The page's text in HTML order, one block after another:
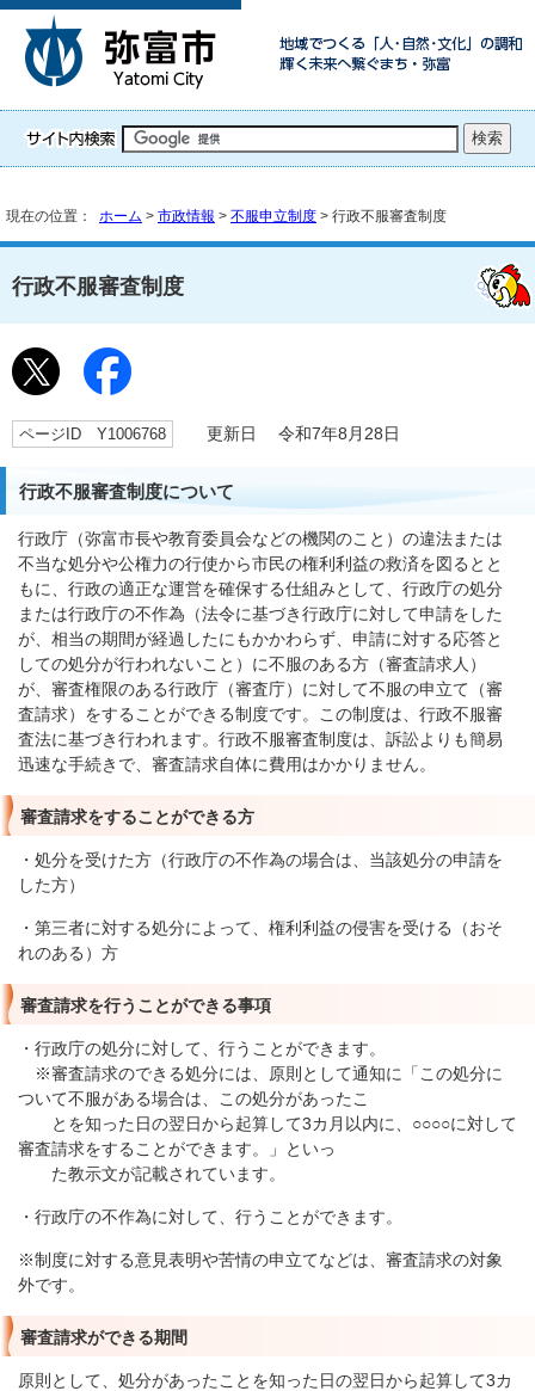
現在の位置： ホーム > 市政情報 > 不服申立制度 > 行政不服審査制度
行政不服審査制度
ページID Y1006768 更新日 令和7年8月28日
行政不服審査制度について
行政庁（弥富市長や教育委員会などの機関のこと）の違法または
不当な処分や公権力の行使から市民の権利利益の救済を図るとと
もに、行政の適正な運営を確保する仕組みとして、行政庁の処分
または行政庁の不作為（法令に基づき行政庁に対して申請をした
が、相当の期間が経過したにもかかわらず、申請に対する応答と
しての処分が行われないこと）に不服のある方（審査請求人）
が、審査権限のある行政庁（審査庁）に対して不服の申立て（審
査請求）をすることができる制度です。この制度は、行政不服審
査法に基づき行われます。行政不服審査制度は、訴訟よりも簡易
迅速な手続きで、審査請求自体に費用はかかりません。
審査請求をすることができる方
・処分を受けた方（行政庁の不作為の場合は、当該処分の申請を
した方）
・第三者に対する処分によって、権利利益の侵害を受ける（おそ
れのある）方
審査請求を行うことができる事項
・行政庁の処分に対して、行うことができます。
※審査請求のできる処分には、原則として通知に「この処分に
ついて不服がある場合は、この処分があったこ
とを知った日の翌日から起算して3カ月以内に、○○○○に対して
審査請求をすることができます。」といっ
た教示文が記載されています。
・行政庁の不作為に対して、行うことができます。
※制度に対する意見表明や苦情の申立てなどは、審査請求の対象
外です。
審査請求ができる期間
原則として、処分があったことを知った日の翌日から起算して3カ